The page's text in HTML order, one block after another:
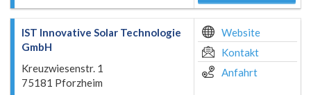
IST Innovative Solar Technologie
GmbH
Kreuzwiesenstr. 1
75181 Pforzheim
Website
Kontakt
Anfahrt